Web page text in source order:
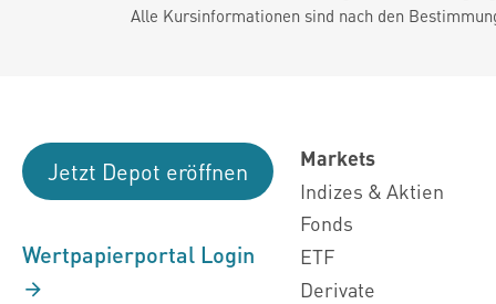
Alle Kursinformationen sind nach den
Jetzt Depot eröffnen
Wertpapierportal Login
Markets
Indizes & Aktien
Fonds
ETF
Derivate